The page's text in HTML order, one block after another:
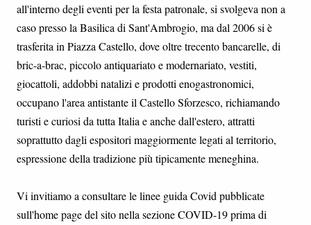
all'interno degli eventi per la festa patronale, si svolgeva non a
caso presso la Basilica di Sant'Ambrogio, ma dal 2006 si è
trasferita in Piazza Castello, dove oltre trecento bancarelle, di
bric-a-brac, piccolo antiquariato e modernariato, vestiti,
giocattoli, addobbi natalizi e prodotti enogastronomici,
occupano l'area antistante il Castello Sforzesco, richiamando
turisti e curiosi da tutta Italia e anche dall'estero, attratti
soprattutto dagli espositori maggiormente legati al territorio,
espressione della tradizione più tipicamente meneghina.
Vi invitiamo a consultare le linee guida Covid pubblicate
sull'home page del sito nella sezione COVID-19 prima di